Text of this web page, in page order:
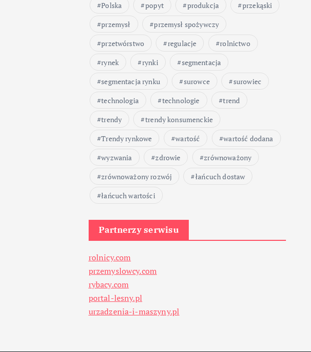
Polska
popyt produkcja
przekąski
przemysł
przemysł spożywczy
przetwórstwo
regulacje
rolnictwo
rynek
rynki
segmentacja
segmentacja rynku
surowce
surowiec
technologia
technologie
trend
trendy
trendy konsumenckie
Trendy rynkowe
wartość
wartość dodana
wyzwania
zdrowie
zrównoważony
zrównoważony rozwój
łańcuch dostaw
łańcuch wartości
Partnerzy serwisu
rolnicy.com
przemyslowcy.com
rybacy.com
portal-lesny.pl
urzadzenia-i-maszyny.pl